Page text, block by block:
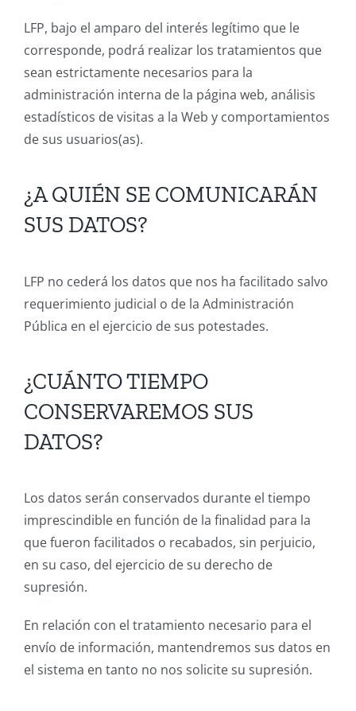
LFP, bajo el amparo del interés legítimo que le
corresponde, podrá realizar los tratamientos que
sean estrictamente necesarios para la
administración interna de la página web, análisis
estadísticos de visitas a la Web y comportamientos
de sus usuarios(as).
¿A QUIÉN SE COMUNICARÁN
SUS DATOS?
LFP no cederá los datos que nos ha facilitado salvo
requerimiento judicial o de la Administración
Pública en el ejercicio de sus potestades.
¿CUÁNTO TIEMPO
CONSERVAREMOS SUS
DATOS?
Los datos serán conservados durante el tiempo
imprescindible en función de la finalidad para la
que fueron facilitados o recabados, sin perjuicio,
en su caso, del ejercicio de su derecho de
supresión.
En relación con el tratamiento necesario para el
envío de información, mantendremos sus datos en
el sistema en tanto no nos solicite su supresión.